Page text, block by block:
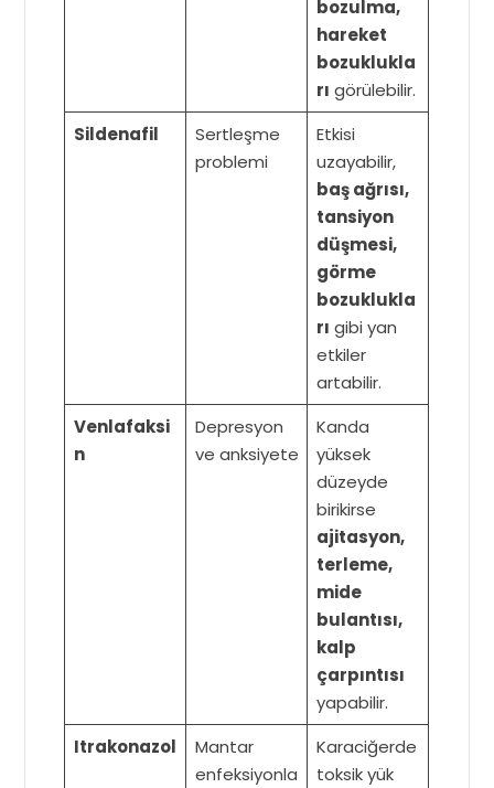
bozulma,
hareket
bozuklukla
rı görülebilir.
Sildenafil
Sertleşme
problemi
Etkisi
uzayabilir,
baş ağrısı,
tansiyon
düşmesi,
görme
bozuklukla
rı gibi yan
etkiler
artabilir.
Venlafaksi
n
Depresyon
ve anksiyete
Kanda
yüksek
düzeyde
birikirse
ajitasyon,
terleme,
mide
bulantısı,
kalp
çarpıntısı
yapabilir.
Itrakonazol
Mantar
enfeksiyonla
Karaciğerde
toksik yük